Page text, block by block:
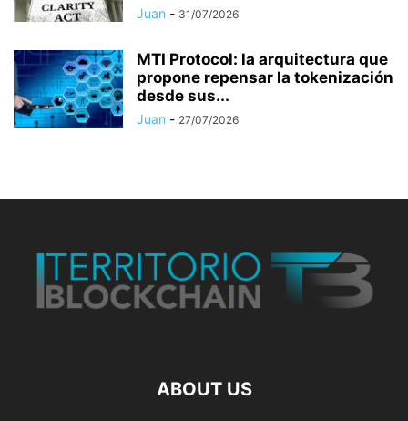
Juan - 31/07/2026
MTI Protocol: la arquitectura que
propone repensar la tokenización
desde sus...
Juan - 27/07/2026
ABOUT US